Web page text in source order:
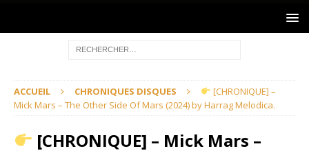
ACCUEIL CHRONIQUES DISQUES
[CHRONIQUE] –
Mick Mars – The Other Side Of Mars (2024) by Harrag Melodica.
[CHRONIQUE] – Mick Mars –